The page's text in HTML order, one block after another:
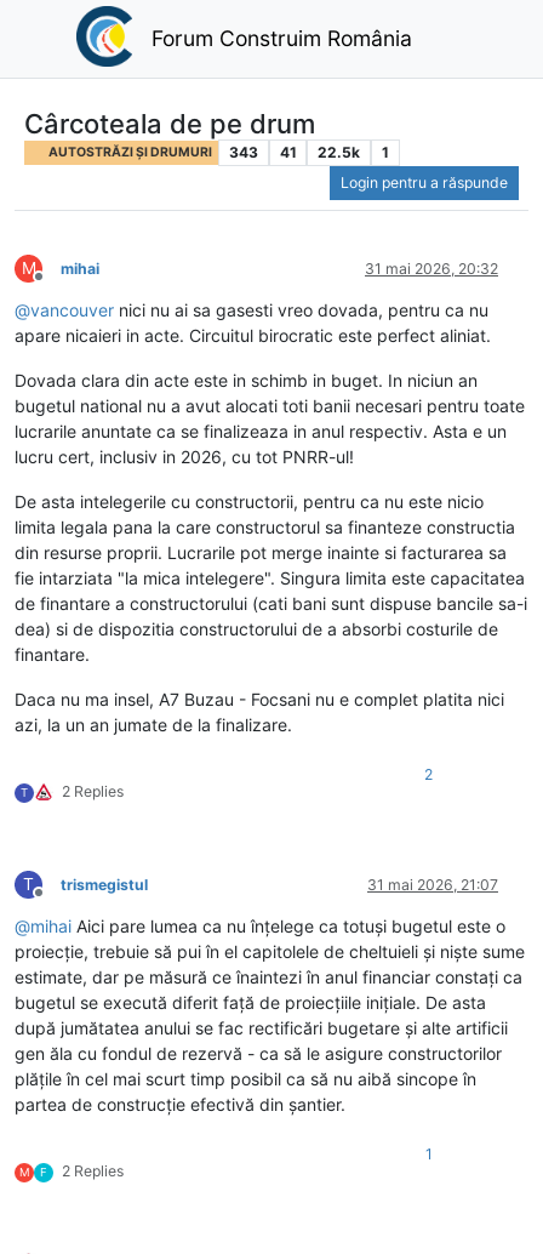
Forum Construim România
Cârcoteala de pe drum
AUTOSTRĂZI ȘI DRUMURI 343 41 22.5k
1
Login pentru a răspunde
M
Deconectat
mihai 31 mai 2026, 20:32
@vancouver nici nu ai sa gasesti vreo dovada, pentru ca nu
apare nicaieri in acte. Circuitul birocratic este perfect aliniat.
Dovada clara din acte este in schimb in buget. In niciun an
bugetul national nu a avut alocati toti banii necesari pentru toate
lucrarile anuntate ca se finalizeaza in anul respectiv. Asta e un
lucru cert, inclusiv in 2026, cu tot PNRR-ul!
De asta intelegerile cu constructorii, pentru ca nu este nicio
limita legala pana la care constructorul sa finanteze constructia
din resurse proprii. Lucrarile pot merge inainte si facturarea sa
fie intarziata "la mica intelegere". Singura limita este capacitatea
de finantare a constructorului (cati bani sunt dispuse bancile sa-i
dea) si de dispozitia constructorului de a absorbi costurile de
finantare.
Daca nu ma insel, A7 Buzau - Focsani nu e complet platita nici
azi, la un an jumate de la finalizare.
T 2 Replies
2
T
Deconectat
trismegistul 31 mai 2026, 21:07
@mihai Aici pare lumea ca nu înțelege ca totuși bugetul este o
proiecție, trebuie să pui în el capitolele de cheltuieli și niște sume
estimate, dar pe măsură ce înaintezi în anul financiar constați ca
bugetul se execută diferit față de proiecțiile inițiale. De asta
după jumătatea anului se fac rectificări bugetare și alte artificii
gen ăla cu fondul de rezervă - ca să le asigure constructorilor
plățile în cel mai scurt timp posibil ca să nu aibă sincope în
partea de construcție efectivă din șantier.
M F 2 Replies
1